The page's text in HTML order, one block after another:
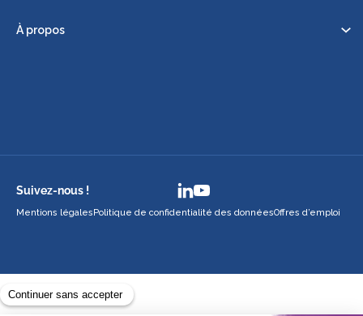
À propos
Suivez-nous !
Mentions légalesPolitique de confidentialité des donnéesOffres d’emploi